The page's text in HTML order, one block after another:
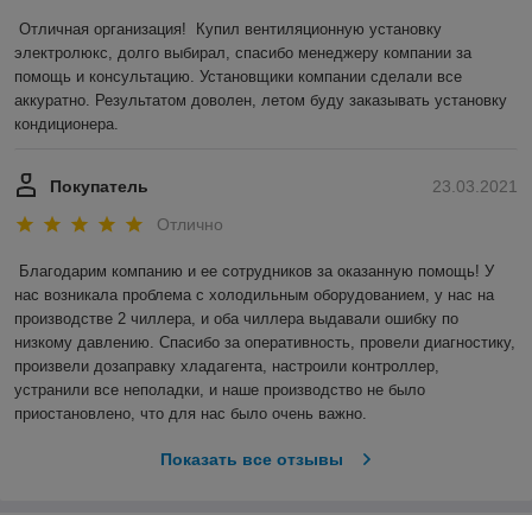
Отличная организация!  Купил вентиляционную установку
электролюкс, долго выбирал, спасибо менеджеру компании за
помощь и консультацию. Установщики компании сделали все
аккуратно. Результатом доволен, летом буду заказывать установку
кондиционера.
23.03.2021
Покупатель
Отлично
Благодарим компанию и ее сотрудников за оказанную помощь! У
нас возникала проблема с холодильным оборудованием, у нас на
производстве 2 чиллера, и оба чиллера выдавали ошибку по
низкому давлению. Спасибо за оперативность, провели диагностику,
произвели дозаправку хладагента, настроили контроллер,
устранили все неполадки, и наше производство не было
приостановлено, что для нас было очень важно.
Показать все отзывы